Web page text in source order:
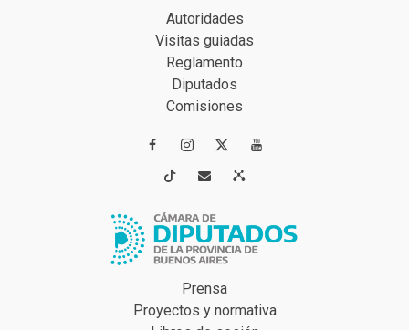
Autoridades
Visitas guiadas
Reglamento
Diputados
Comisiones
 
 
Prensa
Proyectos y normativa